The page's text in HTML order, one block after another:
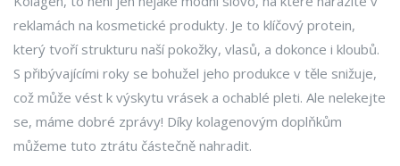
reklamách na kosmetické produkty. Je to klíčový protein,
který tvoří strukturu naší pokožky, vlasů, a dokonce i kloubů.
S přibývajícími roky se bohužel jeho produkce v těle snižuje,
což může vést k výskytu vrásek a ochablé pleti. Ale nelekejte
se, máme dobré zprávy! Díky kolagenovým doplňkům
můžeme tuto ztrátu částečně nahradit.